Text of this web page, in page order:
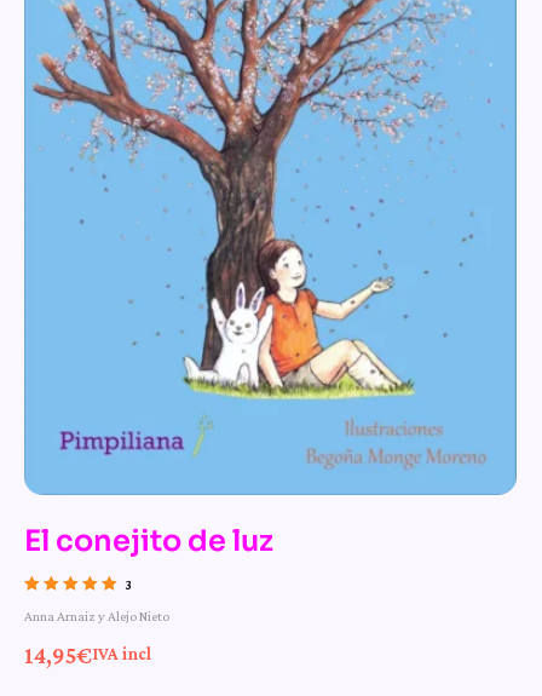
El conejito de luz
3
Anna Arnaiz y Alejo Nieto
14,95€IVA incl